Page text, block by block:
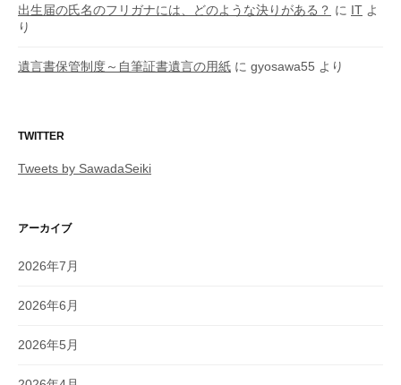
出生届の氏名のフリガナには、どのような決りがある？ に IT よ
り
遺言書保管制度～自筆証書遺言の用紙 に gyosawa55 より
TWITTER
Tweets by SawadaSeiki
アーカイブ
2026年7月
2026年6月
2026年5月